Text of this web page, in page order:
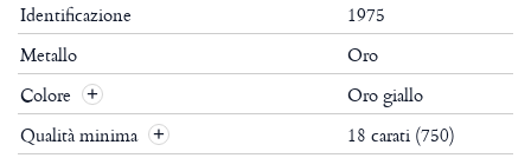
Identificazione
1975
Metallo
Oro
Colore
Oro giallo
Qualità minima
18 carati (750)